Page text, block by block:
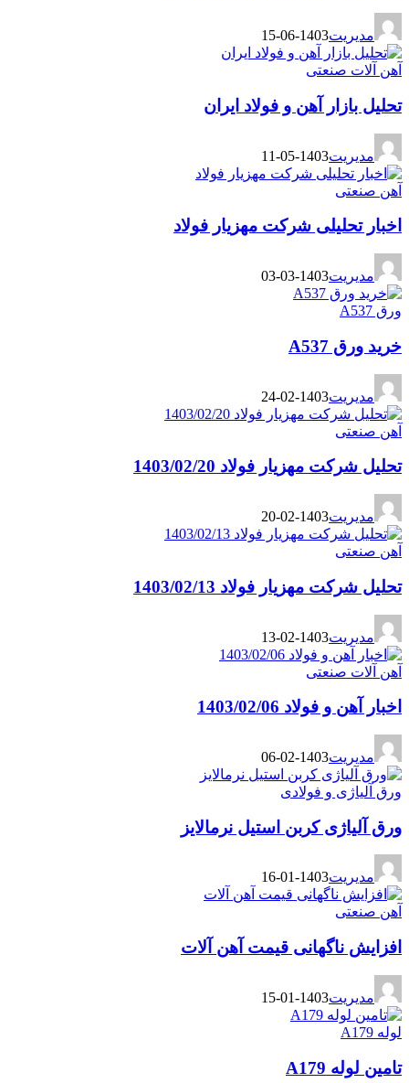
مدیریت1403-06-15
آهن آلات صنعتی
تحلیل بازار آهن و فولاد ایران
مدیریت1403-05-11
آهن صنعتی
اخبار تحلیلی شرکت مهزیار فولاد
مدیریت1403-03-03
ورق A537
خرید ورق A537
مدیریت1403-02-24
آهن صنعتی
تحلیل شرکت مهزیار فولاد 1403/02/20
مدیریت1403-02-20
آهن صنعتی
تحلیل شرکت مهزیار فولاد 1403/02/13
مدیریت1403-02-13
آهن آلات صنعتی
اخبار آهن و فولاد 1403/02/06
مدیریت1403-02-06
ورق آلیاژی و فولادی
ورق آلیاژی کربن استیل نرمالایز
مدیریت1403-01-16
آهن صنعتی
افزایش ناگهانی قیمت آهن آلات
مدیریت1403-01-15
لوله A179
تامین لوله A179